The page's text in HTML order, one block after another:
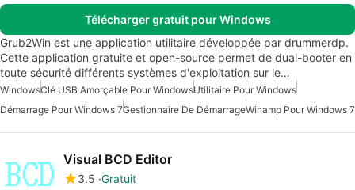
Télécharger gratuit pour Windows
Grub2Win est une application utilitaire développée par drummerdp.
Cette application gratuite et open-source permet de dual-booter en
toute sécurité différents systèmes d'exploitation sur le…
WindowsClé USB Amorçable Pour WindowsUtilitaire Pour Windows
Démarrage Pour Windows 7Gestionnaire De DémarrageWinamp Pour Windows 7
Visual BCD Editor
3.5 Gratuit